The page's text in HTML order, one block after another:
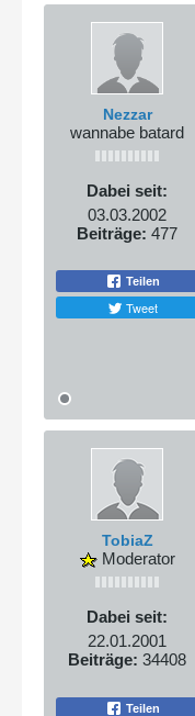
Nezzar
wannabe batard
Dabei seit:
03.03.2002
Beiträge: 477
Teilen
Tweet
TobiaZ
Moderator
Dabei seit:
22.01.2001
Beiträge: 34408
Teilen